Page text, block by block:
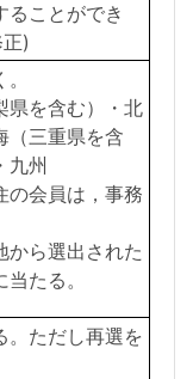
ることができ
)
県を含む）・北
（三重県を含
九州
の会員は，事務
から選出された
たる。
。ただし再選を